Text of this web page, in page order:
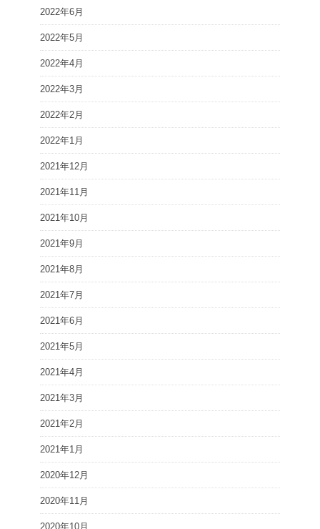
2022年6月
2022年5月
2022年4月
2022年3月
2022年2月
2022年1月
2021年12月
2021年11月
2021年10月
2021年9月
2021年8月
2021年7月
2021年6月
2021年5月
2021年4月
2021年3月
2021年2月
2021年1月
2020年12月
2020年11月
2020年10月